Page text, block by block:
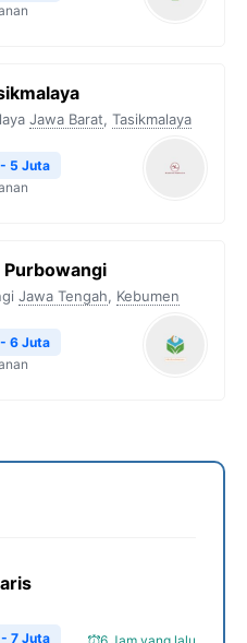
Jawa Barat, Tasikmalaya
5 Juta
Purbowangi
Jawa Tengah, Kebumen
6 Juta
7 Juta